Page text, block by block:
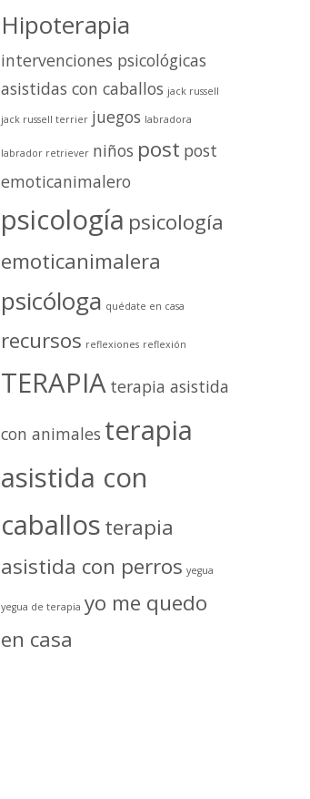
Hipoterapia
intervenciones psicológicas
asistidas con caballos jack russell
jack russell terrier juegos labradora
labrador retriever niños post post
emoticanimalero
psicología psicología
emoticanimalera
psicóloga quédate en casa
recursos reflexiones reflexión
TERAPIA terapia asistida
con animales terapia
asistida con
caballosterapia
asistida con perros yegua
yegua de terapia yo me quedo
en casa